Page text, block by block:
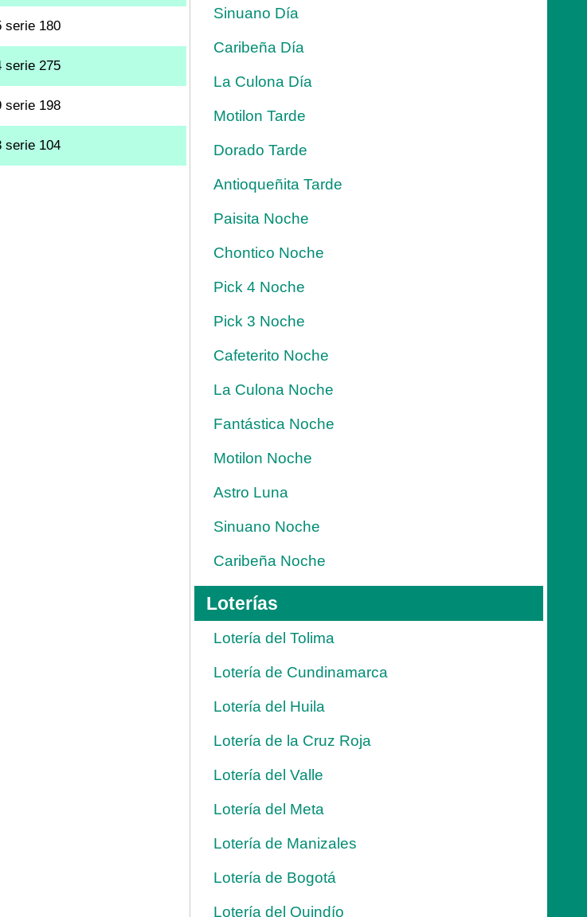
serie 180
serie 275
serie 198
serie 104
Sinuano Día
Caribeña Día
La Culona Día
Motilon Tarde
Dorado Tarde
Antioqueñita Tarde
Paisita Noche
Chontico Noche
Pick 4 Noche
Pick 3 Noche
Cafeterito Noche
La Culona Noche
Fantástica Noche
Motilon Noche
Astro Luna
Sinuano Noche
Caribeña Noche
Loterías
Lotería del Tolima
Lotería de Cundinamarca
Lotería del Huila
Lotería de la Cruz Roja
Lotería del Valle
Lotería del Meta
Lotería de Manizales
Lotería de Bogotá
Lotería del Quindío